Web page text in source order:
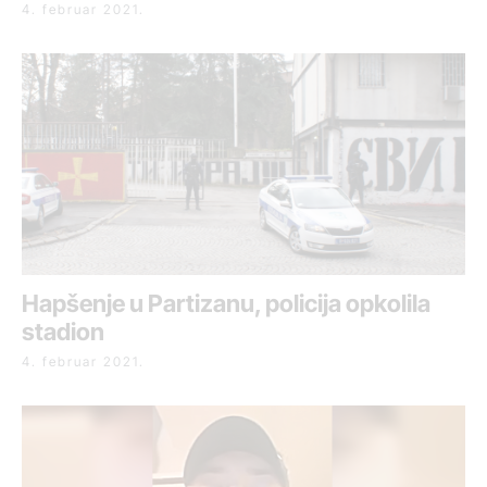
4. februar 2021.
Hapšenje u Partizanu, policija opkolila
stadion
4. februar 2021.